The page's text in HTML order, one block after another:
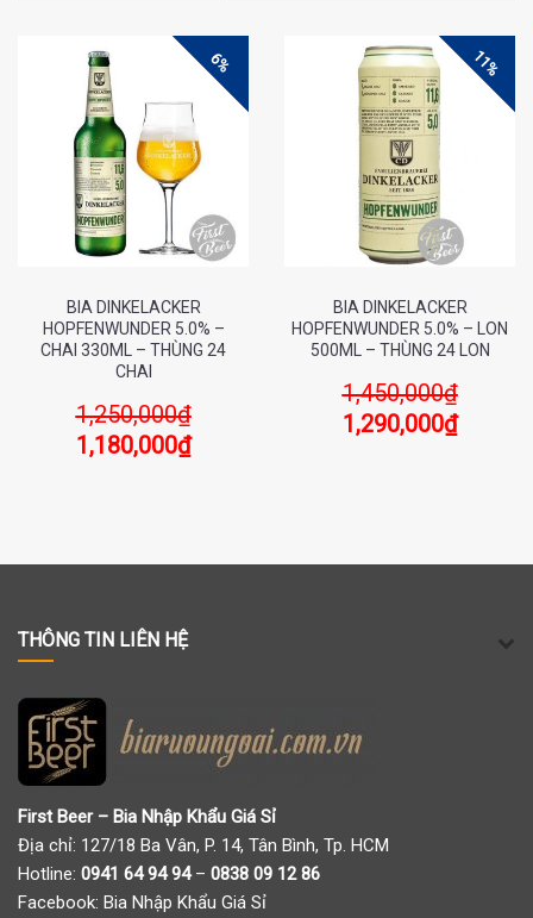
11%
BIA DINKELACKER
HOPFENWUNDER 5.0% – LON
500ML – THÙNG 24 LON
1,450,000₫
1,290,000₫
6%
BIA DINKELACKER
HOPFENWUNDER 5.0% –
CHAI 330ML – THÙNG 24
CHAI
1,250,000₫
1,180,000₫
THÔNG TIN LIÊN HỆ
First Beer – Bia Nhập Khẩu Giá Sỉ
Địa chỉ: 127/18 Ba Vân, P. 14, Tân Bình, Tp. HCM
Hotline: 0941 64 94 94– 0838 09 12 86
Facebook: Bia Nhập Khẩu Giá Sỉ